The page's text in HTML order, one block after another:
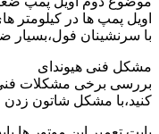
اویل پمپ ها در
با سرنشینان فول،بسیار
مشکل فنی هیوندای
بررسی برخی مشکلات فنی
کنید،با مشکل شاتون